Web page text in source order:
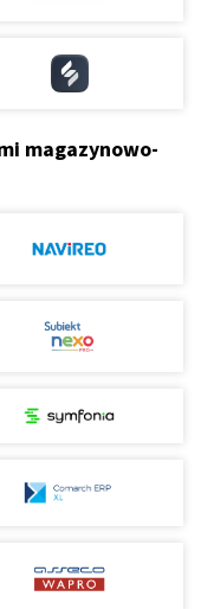
magazynowo-